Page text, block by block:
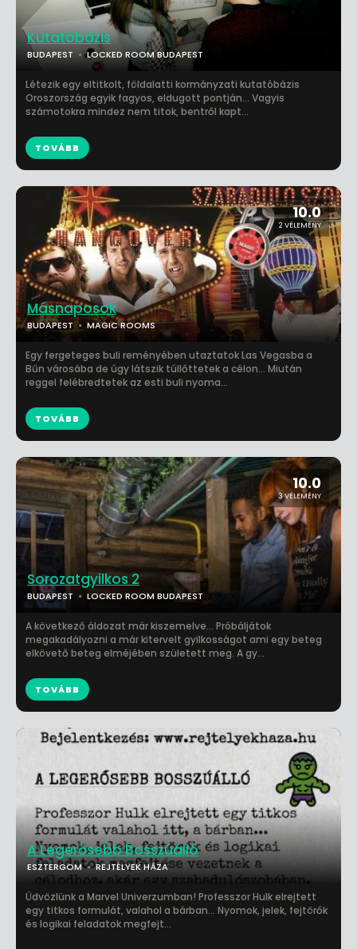
10.0
2 VÉLEMÉNY
Másnaposok
BUDAPEST MAGIC ROOMS
Egy fergeteges buli reményében utaztatok Las Vegasba a
Bűn városába de úgy látszik túllőttetek a célon... Miután
reggel felébredtetek az esti buli nyoma...
TOVÁBB
A Legerősebb Bosszúálló
ESZTERGOM REJTÉLYEK HÁZA
Üdvözlünk a Marvel Univerzumban! Professzor Hulk elrejtett
egy titkos formulát, valahol a bárban... Nyomok, jelek, fejtörők
és logikai feladatok megfejt...
Kutatóbázis
BUDAPEST LOCKED ROOM BUDAPEST
Létezik egy eltitkolt, földalatti kormányzati kutatóbázis
Oroszország egyik fagyos, eldugott pontján... Vagyis
számotokra mindez nem titok, bentről kapt...
TOVÁBB
10.0
3 VÉLEMÉNY
Sorozatgyilkos 2
BUDAPEST LOCKED ROOM BUDAPEST
A következő áldozat már kiszemelve... Próbáljátok
megakadályozni a már kitervelt gyilkosságot ami egy beteg
elkövető beteg elméjében született meg. A gy...
TOVÁBB